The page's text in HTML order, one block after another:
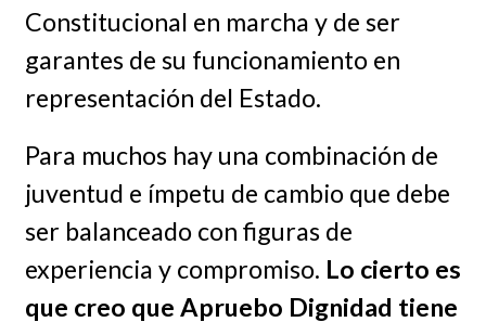
Constitucional en marcha y de ser
garantes de su funcionamiento en
representación del Estado.
Para muchos hay una combinación de
juventud e ímpetu de cambio que debe
ser balanceado con figuras de
experiencia y compromiso. Lo cierto es
que creo que Apruebo Dignidad tiene